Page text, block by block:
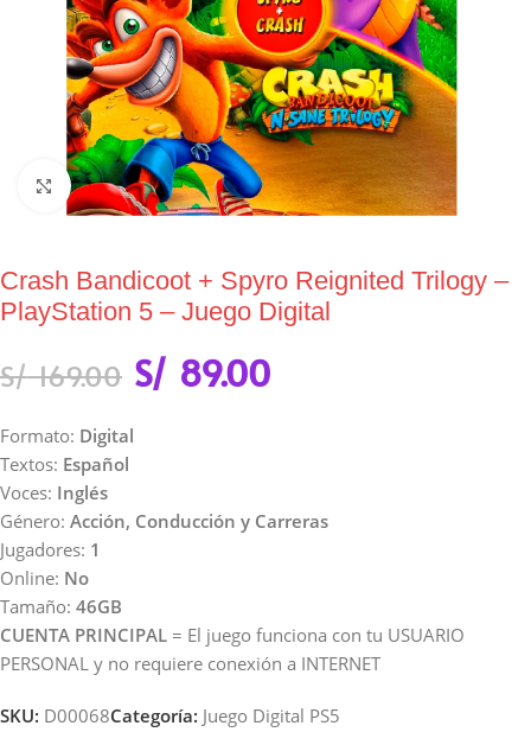
Click to enlarge
Crash Bandicoot + Spyro Reignited Trilogy –
PlayStation 5 – Juego Digital
S/169.00 S/ 89.00
Formato: Digital
Textos: Español
Voces: Inglés
Género: Acción, Conducción y Carreras
Jugadores: 1
Online: No
Tamaño: 46GB
CUENTA PRINCIPAL = El juego funciona con tu USUARIO
PERSONAL y no requiere conexión a INTERNET
SKU: D00068Categoría: Juego Digital PS5